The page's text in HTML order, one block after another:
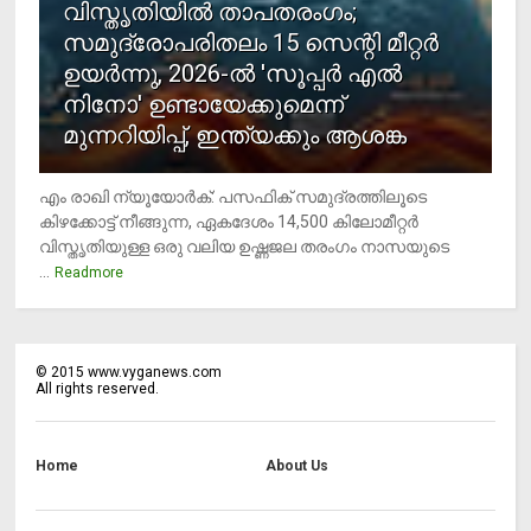
വിസ്തൃതിയില്‍ താപതരംഗം;
സമുദ്രോപരിതലം 15 സെന്റി മീറ്റര്‍
ഉയര്‍ന്നു, 2026-ല്‍ 'സൂപ്പര്‍ എല്‍
നിനോ' ഉണ്ടായേക്കുമെന്ന്
മുന്നറിയിപ്പ്, ഇന്ത്യക്കും ആശങ്ക
എം രാഖി ന്യൂയോര്‍ക്: പസഫിക് സമുദ്രത്തിലൂടെ
കിഴക്കോട്ട് നീങ്ങുന്ന, ഏകദേശം 14,500 കിലോമീറ്റര്‍
വിസ്തൃതിയുള്ള ഒരു വലിയ ഉഷ്ണജല തരംഗം നാസയുടെ
Readmore
©2015 www.vyganews.com
All rights reserved.
Home About Us